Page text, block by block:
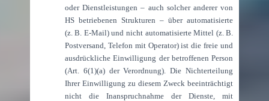
oder Dienstleistungen – auch solcher anderer von
HS betriebenen Strukturen – über automatisierte
(z. B. E-Mail) und nicht automatisierte Mittel (z. B.
Postversand, Telefon mit Operator) ist die freie und
ausdrückliche Einwilligung der betroffenen Person
(Art. 6(1)(a) der Verordnung). Die Nichterteilung
Ihrer Einwilligung zu diesem Zweck beeinträchtigt
nicht die Inanspruchnahme der Dienste, mit